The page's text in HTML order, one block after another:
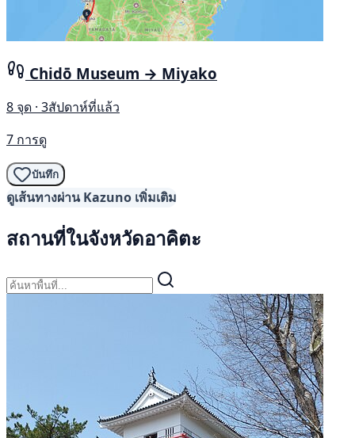
Chidō Museum → Miyako
8 จุด · 3สัปดาห์ที่แล้ว
7 การดู
บันทึก
ดูเส้นทางผ่าน Kazuno เพิ่มเติม
สถานที่ในจังหวัดอาคิตะ